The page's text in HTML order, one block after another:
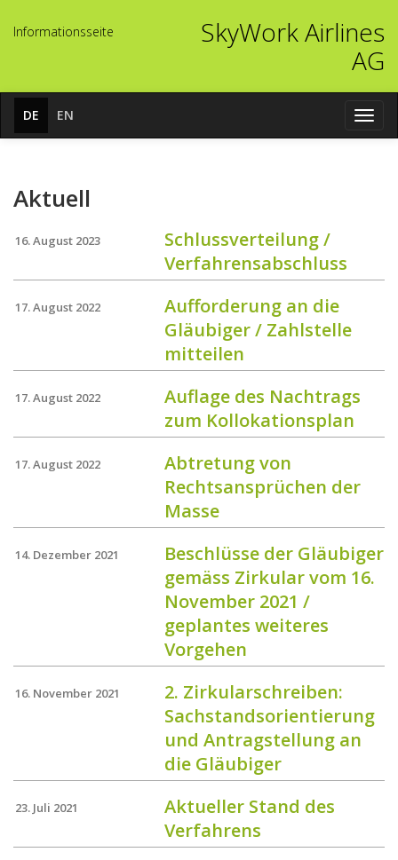
In­for­ma­ti­ons­sei­te
SkyWork Airlines
AG
DE EN
Aktuell
16. August 2023
Schlussverteilung /
Verfahrensabschluss
17. August 2022
Aufforderung an die
Gläubiger / Zahlstelle
mitteilen
17. August 2022
Auflage des Nachtrags
zum Kollokationsplan
17. August 2022
Abtretung von
Rechtsansprüchen der
Masse
14. Dezember 2021
Beschlüsse der Gläubiger
gemäss Zirkular vom 16.
November 2021 /
geplantes weiteres
Vorgehen
16. November 2021
2. Zirkularschreiben:
Sachstandsorientierung
und Antragstellung an
die Gläubiger
23. Juli 2021
Aktueller Stand des
Verfahrens